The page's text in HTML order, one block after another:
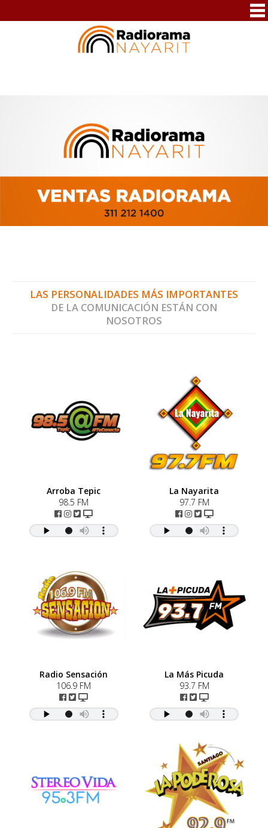
LAS PERSONALIDADES MÁS IMPORTANTES
DE LA COMUNICACIÓN ESTÁN CON
NOSOTROS
Arroba Tepic
98.5 FM
La Nayarita
97.7 FM
Radio Sensación
106.9 FM
La Más Picuda
93.7 FM